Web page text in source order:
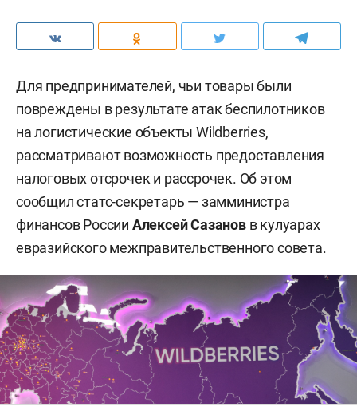
Для предпринимателей, чьи товары были
повреждены в результате атак беспилотников
на логистические объекты Wildberries,
рассматривают возможность предоставления
налоговых отсрочек и рассрочек. Об этом
сообщил статс-секретарь — замминистра
финансов России Алексей Сазановв кулуарах
евразийского межправительственного совета.